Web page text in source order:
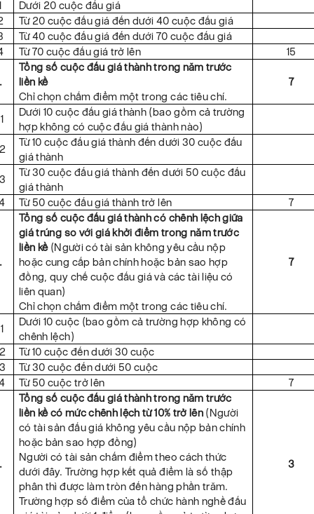
Dưới 20 cuộc đấu giá
Từ 20 cuộc đấu giá đến dưới 40 cuộc đấu giá
Từ 40 cuộc đấu giá đến dưới 70 cuộc đấu giá
Từ 70 cuộc đấu giá trở lên 15
Tổng số cuộc đấu giá thành trong năm trước
liền kề
Chỉ chọn chấm điểm một trong các tiêu chí.
7
Dưới 10 cuộc đấu giá thành (bao gồm cả trường
hợp không có cuộc đấu giá thành nào)
Từ 10 cuộc đấu giá thành đến dưới 30 cuộc đấu
giá thành
Từ 30 cuộc đấu giá thành đến dưới 50 cuộc đấu
giá thành
Từ 50 cuộc đấu giá thành trở lên 7
Tổng số cuộc đấu giá thành có chênh lệch giữa
giá trúng so với giá khởi điểm trong năm trước
liền kề (Người có tài sản không yêu cầu nộp
hoặc cung cấp bản chính hoặc bản sao hợp
đồng, quy chế cuộc đấu giá và các tài liệu có
liên quan)
Chỉ chọn chấm điểm một trong các tiêu chí.
7
Dưới 10 cuộc (bao gồm cả trường hợp không có
chênh lệch)
Từ 10 cuộc đến dưới 30 cuộc
Từ 30 cuộc đến dưới 50 cuộc
Từ 50 cuộc trở lên 7
Tổng số cuộc đấu giá thành trong năm trước
liền kề có mức chênh lệch từ 10% trở lên (Người
có tài sản đấu giá không yêu cầu nộp bản chính
hoặc bản sao hợp đồng)
Người có tài sản chấm điểm theo cách thức
dưới đây. Trường hợp kết quả điểm là số thập
phân thì được làm tròn đến hàng phần trăm.
Trường hợp số điểm của tổ chức hành nghề đấu
3